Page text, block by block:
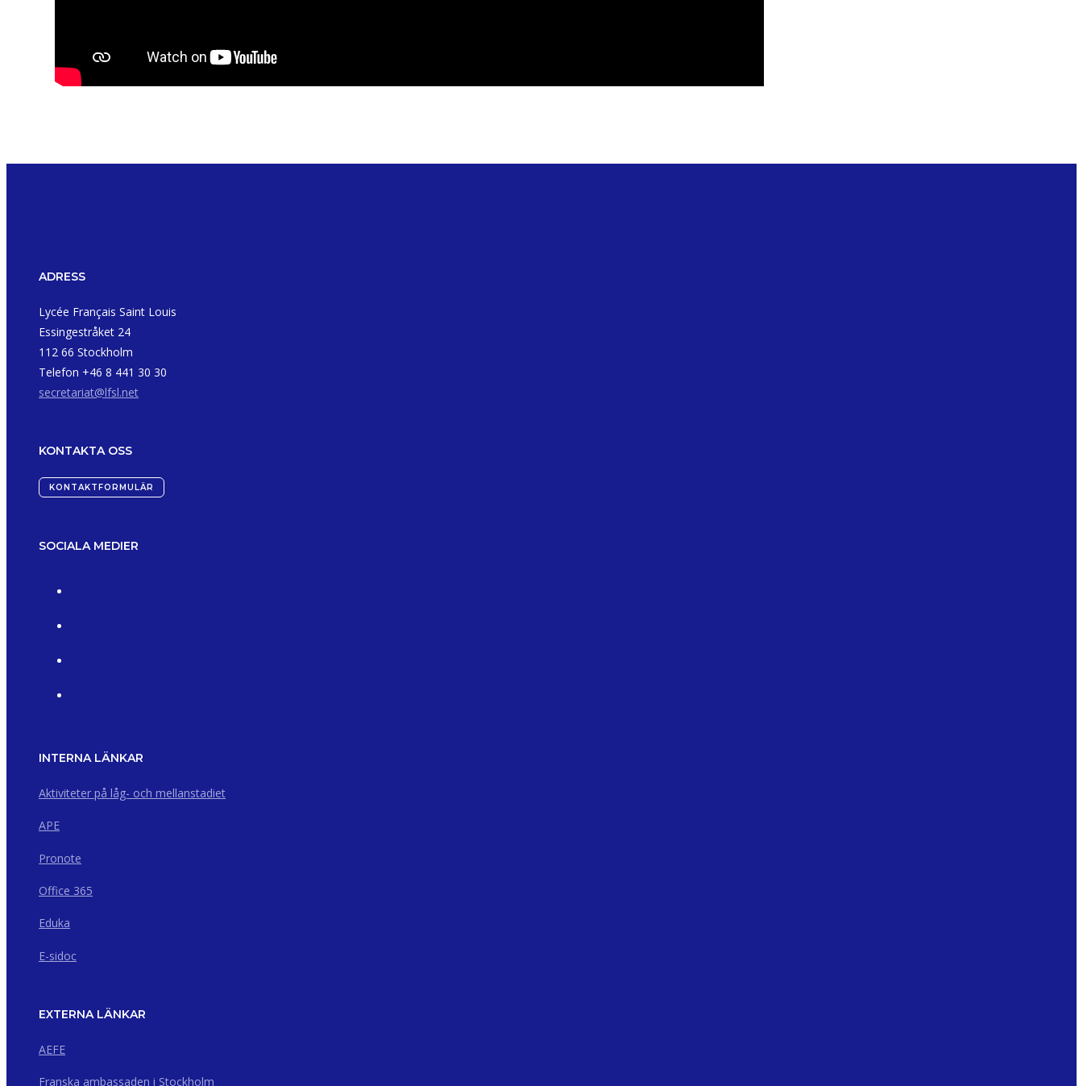
ADRESS
Lycée Français Saint Louis
Essingestråket 24
112 66 Stockholm
Telefon +46 8 441 30 30
secretariat@lfsl.net
KONTAKTA OSS
KONTAKTFORMULÄR
SOCIALA MEDIER
INTERNA LÄNKAR
Aktiviteter på låg- och mellanstadiet
APE
Pronote
Office 365
Eduka
E-sidoc
EXTERNA LÄNKAR
AEFE
Franska ambassaden i Stockholm